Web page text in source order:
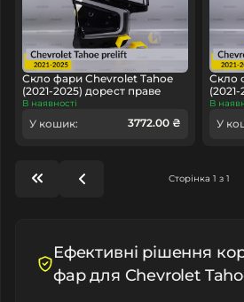
Скло фари Chevrolet Tahoe
(2021-2025) дорест праве
В наявності
У кошик: 3772.00 ₴
Скло
В
У
Сторінка 1 з 1
Ефективні рішення
фар для Chevrolet